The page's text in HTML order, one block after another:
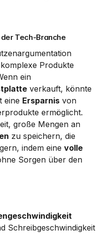
Tech-Branche
Produkte
verkauft, könnte
eine Ersparnis von
ermöglicht.
indem eine volle
Sorgen über den
Schreibgeschwindigkeit